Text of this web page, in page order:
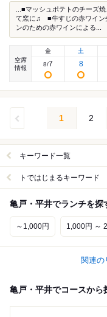
...■マッシュポテトのチーズ
て窯に♫ ■牛すじの赤ワイン
ンのための赤ワインによる...
空席
情報
金
8/7
土
8
1 2
キーワード一覧
トではじまるキーワード
亀戸・平井でランチを探
～1,000円 1,000円 ～
関連の
亀戸・平井でコースから